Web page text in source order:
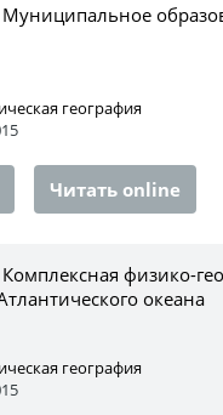
Муниципальное
география
Читать online
физико-
океана
география